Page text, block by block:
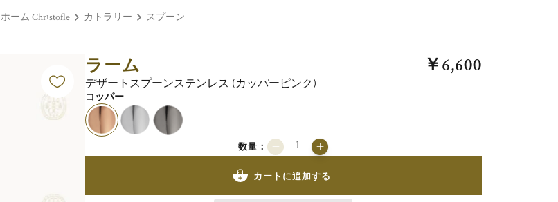
ホーム Christofle カトラリー スプーン
ラーム
デザートスプーンステンレス (カッパーピンク)
￥6,600
コッパー
数量：
カートに追加する